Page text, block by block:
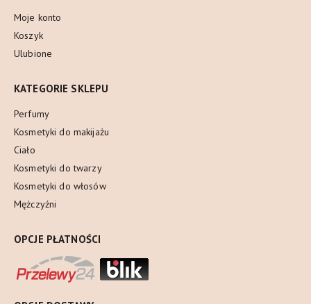
Moje konto
Koszyk
Ulubione
KATEGORIE SKLEPU
Perfumy
Kosmetyki do makijażu
Ciało
Kosmetyki do twarzy
Kosmetyki do włosów
Mężczyźni
OPCJE PŁATNOŚCI